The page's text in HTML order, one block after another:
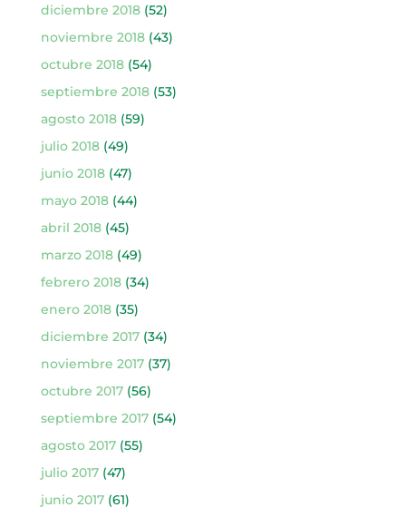
diciembre 2018(52)
noviembre 2018(43)
octubre 2018(54)
septiembre 2018(53)
agosto 2018(59)
julio 2018(49)
junio 2018(47)
mayo 2018(44)
abril 2018(45)
marzo 2018(49)
febrero 2018(34)
enero 2018(35)
diciembre 2017(34)
noviembre 2017(37)
octubre 2017(56)
septiembre 2017(54)
agosto 2017(55)
julio 2017(47)
junio 2017(61)